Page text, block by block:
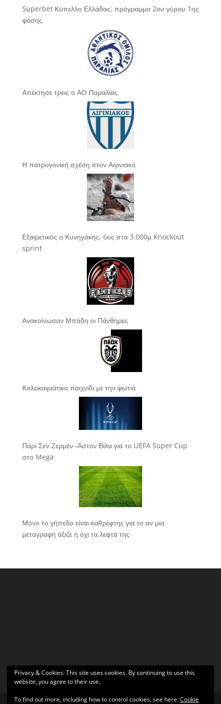
Superbet Κύπελλο Ελλάδας: πρόγραμμα 2ου γύρου 1ης
φάσης
Απέκτησε τρεις ο ΑΟ Παραλίας
Η πατρογονική σχέση στον Αιγινιακό
Εξαιρετικός ο Κυνηγάκης, 6ος στα 3.000μ Knockout
sprint
Ανακοίνωσαν Μπάδη οι Πάνθηρες
Καλοκαιριάτικο παιχνίδι με την φωτιά
Παρί Σεν Ζερμέν -Άστον Βίλα για το UEFA Super Cup
στο Mega
Μόνο το γήπεδο είναι καθρέφτης για το αν μια
μεταγραφή άξιζε ή όχι τα λεφτά της
Privacy & Cookies: This site uses cookies. By continuing to use this
website, you agree to their use.
To find out more, including how to control cookies, see here:Cookie